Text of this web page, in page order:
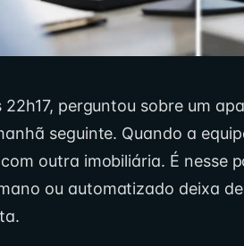
22h17, perguntou sobre um
seguinte. Quando a
outra imobiliária. É nesse
ou automatizado deixa